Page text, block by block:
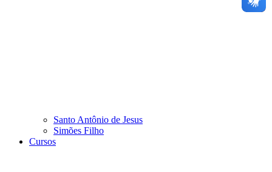
Santo Antônio de Jesus
Simões Filho
Cursos